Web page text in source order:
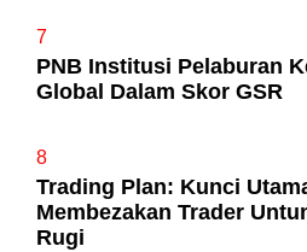
7
PNB Institusi Pelaburan
Global Dalam Skor GSR
8
Trading Plan: Kunci
Membezakan Trader
Rugi